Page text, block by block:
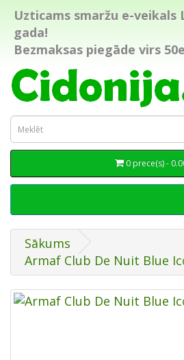
Uzticams smaržu e-veikals
gada!
Bezmaksas piegāde virs
0 prece(s) -
Sākums
Armaf Club De Nuit Blue